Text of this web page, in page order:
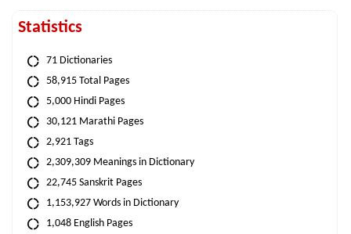
Statistics
71 Dictionaries
58,915 Total Pages
5,000 Hindi Pages
30,121 Marathi Pages
2,921 Tags
2,309,309 Meanings in Dictionary
22,745 Sanskrit Pages
1,153,927 Words in Dictionary
1,048 English Pages